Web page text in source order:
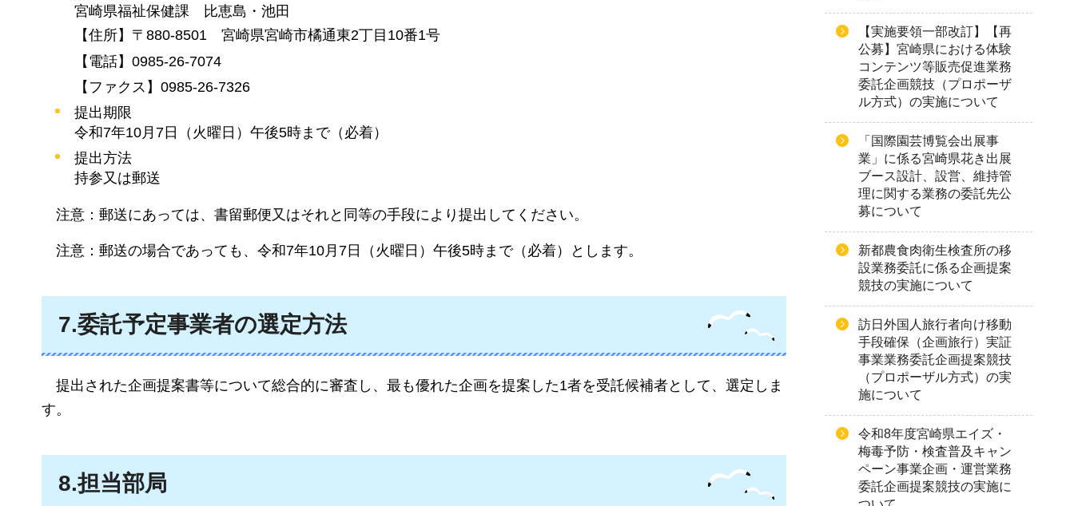
宮崎県福祉保健課
比恵島 ・池田
【住所】〒880-8501
宮崎県宮崎市橘通東2丁目10番1号
【電話】0985-26-7074
【ファクス】0985-26-7326
提出期限
令和7年10月7日（火曜日）午後5時まで（必着）
提出方法
持参又は郵送
注意： 郵送にあっては、書留郵便又はそれと同等の手段により提出してください。
注意： 郵送の場合であっても、令和7年10月7日（火曜日）午後5時まで（必着）とします。
7.委託予定事業者の選定方法
提出された企画提案書等について総合的に審査し、最も優れた企画を提案した1者を受託候補者として、選定しま
す。
8.担当部局
【実施要領一部改訂】【再
公募】宮崎県における体験
コンテンツ等販売促進業務
委託企画競技（プロポーザ
ル方式）の実施について
「国際園芸博覧会出展事
業」に係る宮崎県花き出展
ブース設計、設営、維持管
理に関する業務の委託先公
募について
新都農食肉衛生検査所の移
設業務委託に係る企画提案
競技の実施について
訪日外国人旅行者向け移動
手段確保（企画旅行）実証
事業業務委託企画提案競技
（プロポーザル方式）の実
施について
令和8年度宮崎県エイズ・
梅毒予防・検査普及キャン
ペーン事業企画・運営業務
委託企画提案競技の実施に